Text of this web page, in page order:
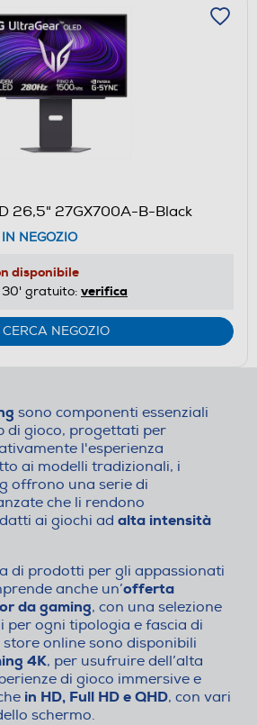
26,5" 27GX700A-B-Black
NEGOZIO
disponibile
30' gratuito: verifica
CERCA NEGOZIO
sono componenti essenziali
di gioco, progettati per
l'esperienza
ai modelli tradizionali, i
offrono una serie di
che li rendono
ai giochi ad alta intensità
di prodotti per gli appassionati
anche un’offerta
da gaming, con una selezione
per ogni tipologia e fascia di
online sono disponibili
4K, per usufruire dell’alta
di gioco immersive e
in HD, Full HD e QHD, con vari
schermo.